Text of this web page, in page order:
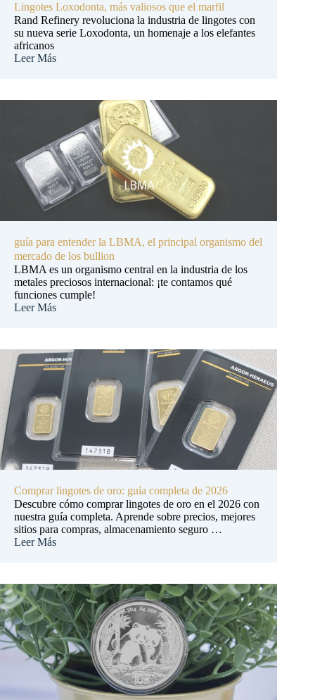
Lingotes Loxodonta, más valiosos que el marfil
Rand Refinery revoluciona la industria de lingotes con
su nueva serie Loxodonta, un homenaje a los elefantes
africanos
Leer Más
guía para entender la LBMA, el principal organismo del
mercado de los bullion
LBMA es un organismo central en la industria de los
metales preciosos internacional: ¡te contamos qué
funciones cumple!
Leer Más
Comprar lingotes de oro: guía completa de 2026
Descubre cómo comprar lingotes de oro en el 2026 con
nuestra guía completa. Aprende sobre precios, mejores
sitios para compras, almacenamiento seguro …
Leer Más